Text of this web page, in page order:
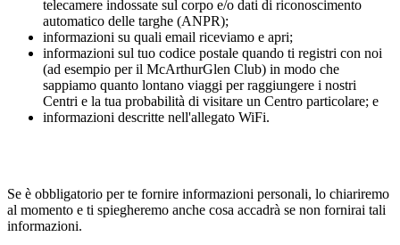
telecamere indossate sul corpo e/o dati di riconoscimento
automatico delle targhe (ANPR);
informazioni su quali email riceviamo e apri;
informazioni sul tuo codice postale quando ti registri con noi
(ad esempio per il McArthurGlen Club) in modo che
sappiamo quanto lontano viaggi per raggiungere i nostri
Centri e la tua probabilità di visitare un Centro particolare; e
informazioni descritte nell'allegato WiFi.
Se è obbligatorio per te fornire informazioni personali, lo chiariremo
al momento e ti spiegheremo anche cosa accadrà se non fornirai tali
informazioni.